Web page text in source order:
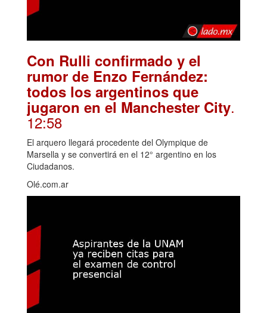
Con Rulli confirmado y el
rumor de Enzo Fernández:
todos los argentinos que
jugaron en el Manchester City.
12:58
El arquero llegará procedente del Olympique de
Marsella y se convertirá en el 12° argentino en los
Ciudadanos.
Olé.com.ar